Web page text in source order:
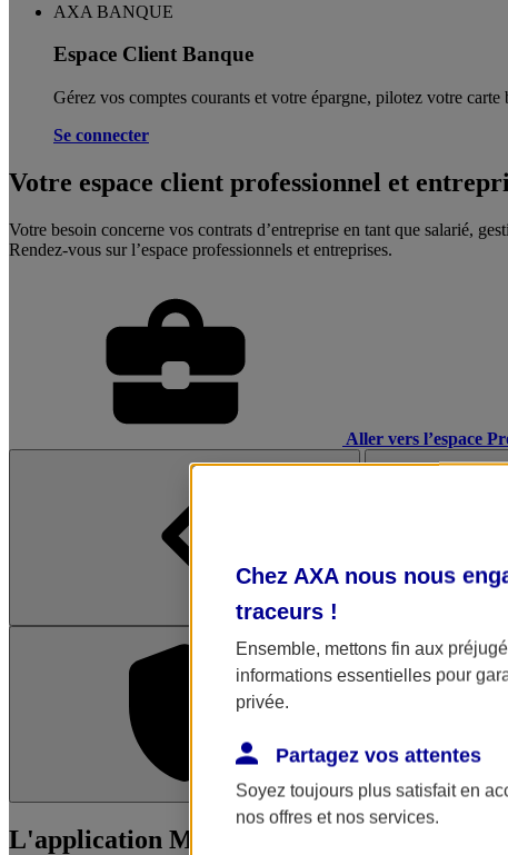
AXA BANQUE
Espace Client Banque
Gérez vos comptes courants et votre épargne, pilotez votre
Se connecter
Votre espace client professionnel et
Votre besoin concerne vos contrats d’entreprise en tant que salarié,
Rendez-vous sur l’espace professionnels et entreprises.
Aller vers l’espace
L'application Mon AXA
L'application Mon AXA Assurance, tous vos
Chez AXA nous nous
traceurs !
Ensemble, mettons fin aux
informations essentielles pour
privée.
Partagez vos attentes
Soyez toujours plus satisfait en
nos offres et nos services.